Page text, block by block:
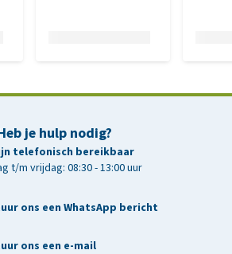
je hulp nodig?
telefonisch bereikbaar
t/m vrijdag: 08:30 - 13:00 uur
ons een WhatsApp bericht
ons een e-mail